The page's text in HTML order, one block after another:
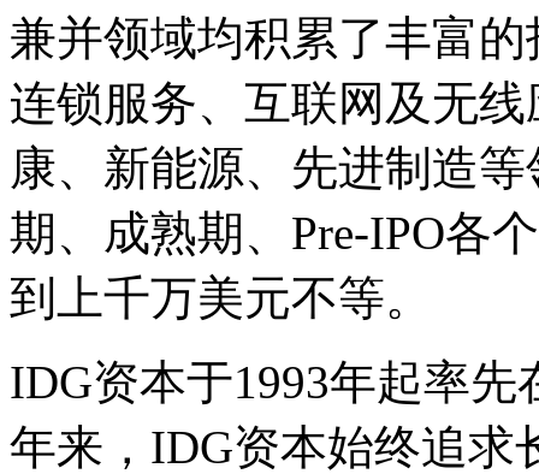
兼并领域均积累了丰富
连锁服务、互联网及无
康、新能源、先进制造
期、成熟期、Pre-IPO各
到上千万美元不等。
IDG资本于1993年起率
年来，IDG资本始终追求